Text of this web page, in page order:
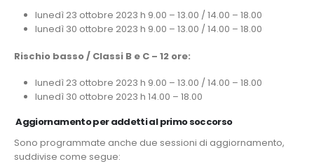
lunedì 23 ottobre 2023 h 9.00 – 13.00 / 14.00 – 18.00
lunedì 30 ottobre 2023 h 9.00 – 13.00 / 14.00 – 18.00
Rischio basso / Classi B e C – 12 ore:
lunedì 23 ottobre 2023 h 9.00 – 13.00 / 14.00 – 18.00
lunedì 30 ottobre 2023 h 14.00 – 18.00
Aggiornamento per addetti al primo soccorso
Sono programmate anche due sessioni di aggiornamento,
suddivise come segue: